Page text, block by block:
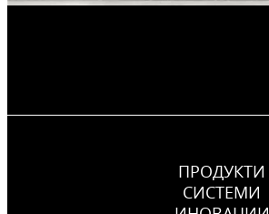
ПРОДУКТИ
СИСТЕМИ